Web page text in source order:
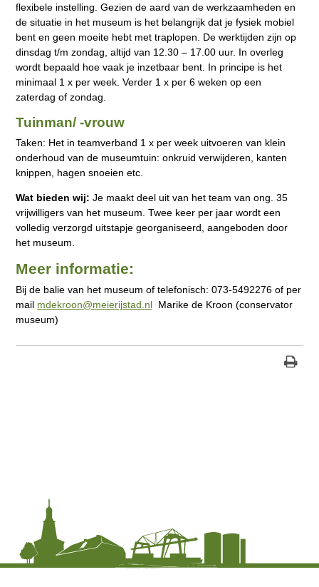
flexibele instelling. Gezien de aard van de werkzaamheden en
de situatie in het museum is het belangrijk dat je fysiek mobiel
bent en geen moeite hebt met traplopen. De werktijden zijn op
dinsdag t/m zondag, altijd van 12.30 – 17.00 uur. In overleg
wordt bepaald hoe vaak je inzetbaar bent. In principe is het
minimaal 1 x per week. Verder 1 x per 6 weken op een
zaterdag of zondag.
Tuinman/ -vrouw
Taken: Het in teamverband 1 x per week uitvoeren van klein
onderhoud van de museumtuin: onkruid verwijderen, kanten
knippen, hagen snoeien etc.
Wat bieden wij: Je maakt deel uit van het team van ong. 35
vrijwilligers van het museum. Twee keer per jaar wordt een
volledig verzorgd uitstapje georganiseerd, aangeboden door
het museum.
Meer informatie:
Bij de balie van het museum of telefonisch: 073-5492276 of per
mail mdekroon@meierijstad.nlMarike de Kroon (conservator
museum)